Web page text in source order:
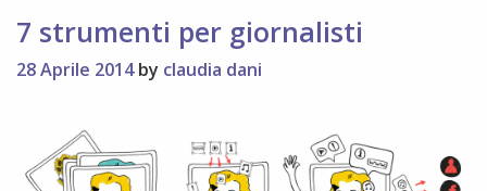
7 strumenti per giornalisti
28 Aprile 2014 by claudia dani